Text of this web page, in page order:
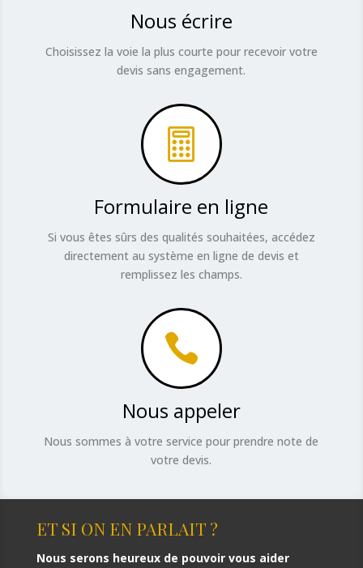
Nous écrire
Choisissez la voie la plus courte pour recevoir votre
devis sans engagement.

Formulaire en ligne
Si vous êtes sûrs des qualités souhaitées, accédez
directement au système en ligne de devis et
remplissez les champs.

Nous appeler
Nous sommes à votre service pour prendre note de
votre devis.
ET SI ON EN PARLAIT ?
Nous serons heureux de pouvoir vous aider